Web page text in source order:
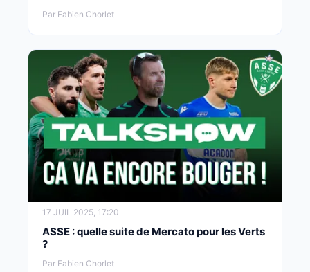
Par Fabien Chorlet
17 JUIL 2025, 17:20
ASSE : quelle suite de Mercato pour les Verts
?
Par Fabien Chorlet